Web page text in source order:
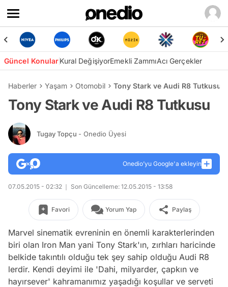
Güncel KonularKural DeğişiyorEmekli ZammıAcı Gerçekler
Haberler Yaşam Otomobil Tony Stark ve Audi R8 Tutkusu
Tony Stark ve Audi R8 Tutkusu
Tugay Topçu - Onedio Üyesi
Onedio’yu Google'a ekleyin
07.05.2015 - 02:32 Son Güncelleme: 12.05.2015 - 13:58
Favori Yorum Yap Paylaş
Marvel sinematik evreninin en önemli karakterlerinden
biri olan Iron Man yani Tony Stark'ın, zırhları haricinde
belkide takıntılı olduğu tek şey sahip olduğu Audi R8
lerdir. Kendi deyimi ile 'Dahi, milyarder, çapkın ve
hayırsever' kahramanımız yaşadığı koşullar ve serveti